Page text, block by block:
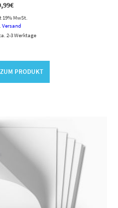
€
19% MwSt.
Versand
2-3 Werktage
PRODUKT